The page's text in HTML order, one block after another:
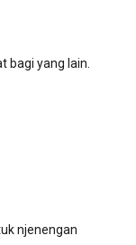
bagi yang lain.
njenengan